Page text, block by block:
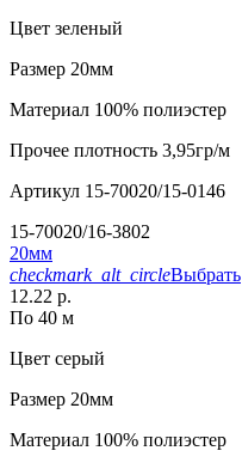
Цвет зеленый
Размер 20мм
Материал 100% полиэстер
Прочее плотность 3,95гр/м
Артикул 15-70020/15-0146
15-70020/16-3802
20мм
checkmark_alt_circleВыбрать
12.22 р.
По 40 м
Цвет серый
Размер 20мм
Материал 100% полиэстер